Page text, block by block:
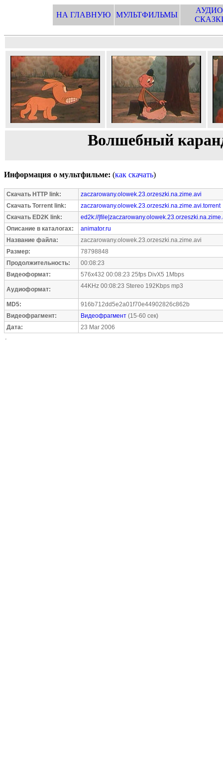
НА ГЛАВНУЮ МУЛЬТФИЛЬМЫ
Волшебный
Информация о мультфильме: (как скачать)
Скачать HTTP link:
zaczarowany.olowek.23.orzeszki.na.zime.avi
Скачать Torrent link:
zaczarowany.olowek.23.orzeszki.na.zime.avi.torrent
Скачать ED2K link:
ed2k://
Описание в каталогах:
animator.ru
Название файла:
zaczarowany.olowek.23.orzeszki.na.zime.avi
Размер:
78798848
Продолжительность:
00:08:23
Видеоформат:
576x432 00:08:23 25fps DivX5 1Mbps
Аудиоформат: 44KHz 00:08:23 Stereo 192Kbps mp3
MD5:
916b712dd5e2a01f70e44902826c862b
Видеофрагмент:
Видеофрагмент (15-60 сек)
Дата:
23 Mar 2006